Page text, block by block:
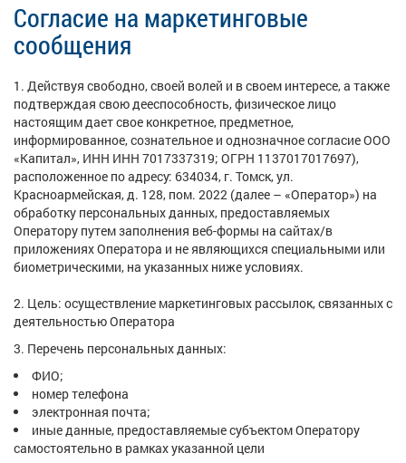
Согласие на маркетинговые
сообщения
1. Действуя свободно, своей волей и в своем интересе, а также
подтверждая свою дееспособность, физическое лицо
настоящим дает свое конкретное, предметное,
информированное, сознательное и однозначное согласие ООО
«Капитал», ИНН ИНН 7017337319; ОГРН 1137017017697),
расположенное по адресу: 634034, г. Томск, ул.
Красноармейская, д. 128, пом. 2022 (далее – «Оператор») на
обработку персональных данных, предоставляемых
Оператору путем заполнения веб-формы на сайтах/в
приложениях Оператора и не являющихся специальными или
биометрическими, на указанных ниже условиях.
2. Цель: осуществление маркетинговых рассылок, связанных с
деятельностью Оператора
3. Перечень персональных данных:
ФИО;
номер телефона
электронная почта;
иные данные, предоставляемые субъектом Оператору
самостоятельно в рамках указанной цели